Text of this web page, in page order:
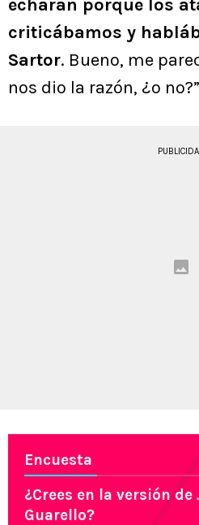
echaran porque los
criticábamos y
Sartor. Bueno, me
nos dio la razón, ¿o
Encuesta
¿Crees en la versión
Guarello?